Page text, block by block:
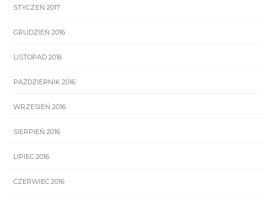
STYCZEŃ 2017
GRUDZIEŃ 2016
LISTOPAD 2016
PAŹDZIERNIK 2016
WRZESIEŃ 2016
SIERPIEŃ 2016
LIPIEC 2016
CZERWIEC 2016